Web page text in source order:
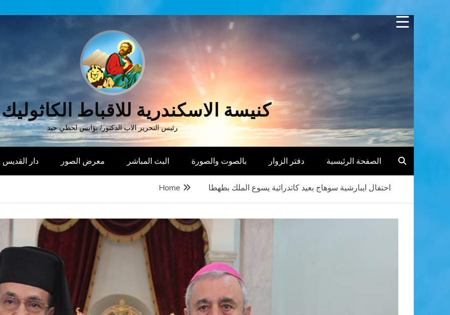
Skip
كنيسة الاسكندرية للاقباط
رئيس التحرير الاب الدكتور/ يؤانس لحظي جيد
الصفحة الرئيسية دفتر الزوار بالصوت والصورة البث المباشر معرض الصور دار
Home احتفال ايبارشية سوهاج بعيد كاتدرائية يسوع الملك بطهطا